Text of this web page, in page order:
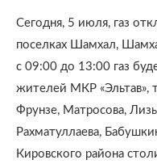
Сегодня, 5 июля, газ
поселках Шамхал,
с 09:00 до 13:00 газ
жителей МКР «Эльтав»,
Фрунзе, Матросова,
Рахматуллаева,
Кировского района